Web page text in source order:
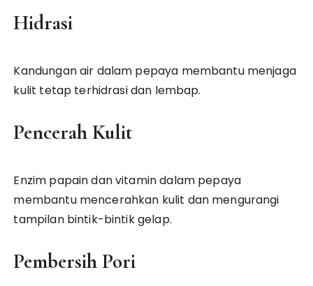
Hidrasi
Kandungan air dalam pepaya membantu menjaga
kulit tetap terhidrasi dan lembap.
Pencerah Kulit
Enzim papain dan vitamin dalam pepaya
membantu mencerahkan kulit dan mengurangi
tampilan bintik-bintik gelap.
Pembersih Pori